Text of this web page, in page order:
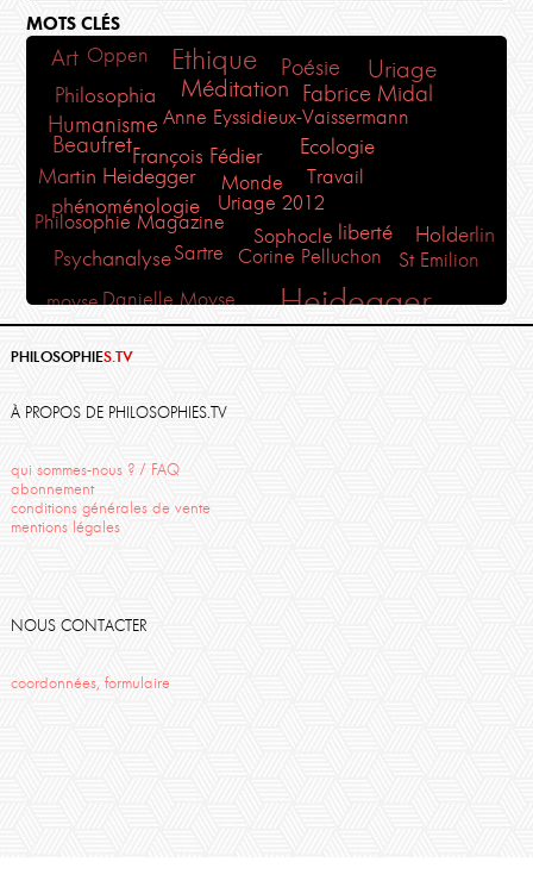
MOTS CLÉS
Art Oppen Ethique Poésie Uriage
Philosophia Méditation Fabrice Midal
HumanismeAnne Eyssidieux-Vaissermann
BeaufretFrançois Fédier Ecologie
Martin Heidegger Monde Travail
phénoménologie Uriage 2012
Philosophie Magazine
Sophocleliberté
Holderlin
PsychanalyseSartre Corine Pelluchon
St Emilion
moyseDanielle Moyse Heidegger
Bouddhismerené char Kantsalon de la mort
Descartes
Hadrien France-Lanord
PHILOSOPHIES.TV
À PROPOS DE PHILOSOPHIES.TV
qui sommes-nous ? / FAQ
abonnement
conditions générales de vente
mentions légales
NOUS CONTACTER
coordonnées, formulaire